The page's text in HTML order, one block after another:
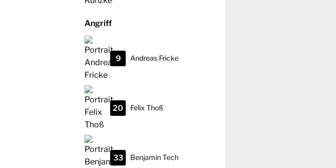
Angriff
Andreas Fricke
9
Felix Thoß
20
BenjaminTech
33